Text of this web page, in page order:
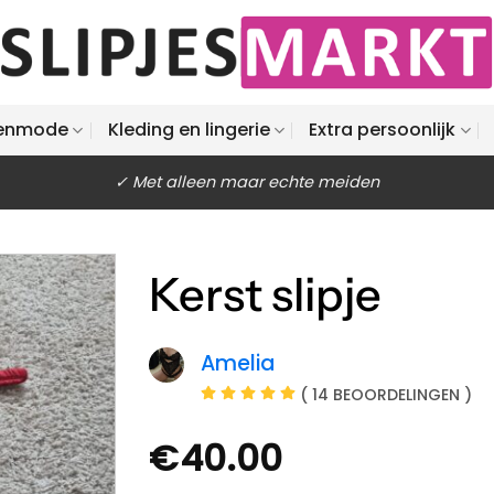
Kleding en lingerie Extra persoonlijk
✓ Met alleen maar echte meiden
Kerst slipje
Amelia
( 14 BEOORDELINGEN )
€40.00